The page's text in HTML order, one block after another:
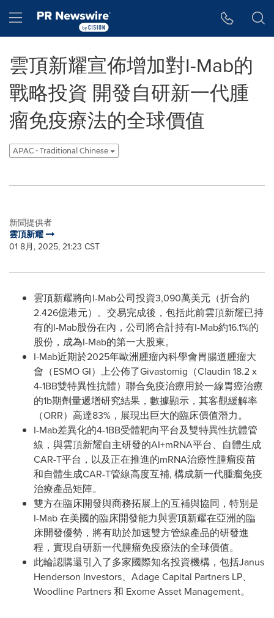
Hamburger menu
雲頂新耀宣佈增加對I-Mab的
戰略投資 開發自研新一代腫
瘤免疫療法的全球價值
APAC - Traditional Chinese
新聞提供者
雲頂新耀
01 8月, 2025, 21:23 CST
雲頂新耀將向I-Mab公司投資3,090萬美元（折合約
2.426億港元）。交易完成後，包括此前雲頂新耀已持
有的I-Mab股份在內，公司將合計持有I-Mab約16.1%的
股份，成為I-Mab的第一大股東。
I-Mab近期於2025年歐洲腫瘤內科學會胃腸道腫瘤大
會（ESMO GI）上公佈了Givastomig（Claudin 18.2 x
4-1BB雙特異性抗體）聯合免疫治療用於一線胃癌治療
的1b期劑量遞增研究結果，數據顯示，其客觀緩解率
（ORR）高達83%，展現出巨大的臨床價值潛力。
I-Mab差異化的4-1BB受體靶向平台及雙特異性抗體管
線，與雲頂新耀自主研發的AI+mRNA平台、自體生成
CAR-T平台，以及正在推進的mRNA治療性腫瘤疫苗
和自體生成CAR-T管線高度互補, 構成新一代腫瘤免疫
治療產品矩陣。
雙方在臨床開發與商務拓展上的互補與協同，特別是
I-Mab 在美國的臨床開發能力與雲頂新耀在亞洲的臨
床開發優勢，將有助於加速雙方管線產品的研發進
程，實現自研新一代腫瘤免疫療法的全球價值。
此輪認購還引入了多家國際知名投資機構，包括Janus
Henderson Investors、Adage Capital Partners LP、
Woodline Partners 和 Exome Asset Management。